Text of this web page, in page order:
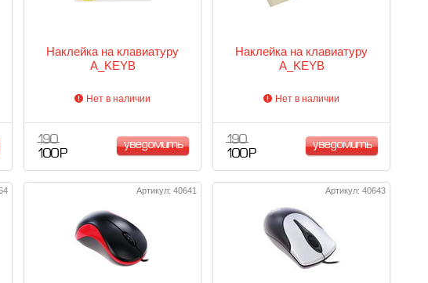
Наклейка на клавиатуру
A_KEYB
Нет в наличии
190
100 Р
уведомить
Наклейка на клавиатуру
A_KEYB
Нет в наличии
190
100 Р
уведомить
Артикул: 40641 Артикул: 40643